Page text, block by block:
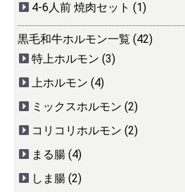
4-6人前 焼肉セット (1)
黒毛和牛ホルモン一覧 (42)
特上ホルモン (3)
上ホルモン (4)
ミックスホルモン (2)
コリコリホルモン (2)
まる腸 (4)
しま腸 (2)